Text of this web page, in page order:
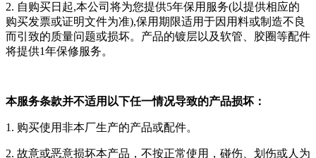
2. 自购买日起,本公司将为您提供5年保用服务(以提供相应的
购买发票或证明文件为准),保用期限适用于因用料或制造不良
而引致的质量问题或损坏。产品的镀层以及软管、胶圈等配件
将提供1年保修服务。
本服务条款并不适用以下任一情况导致的产品损坏：
1. 购买使用非本厂生产的产品或配件。
2. 故意或恶意损坏本产品，不按正常使用，碰伤、划伤或人为